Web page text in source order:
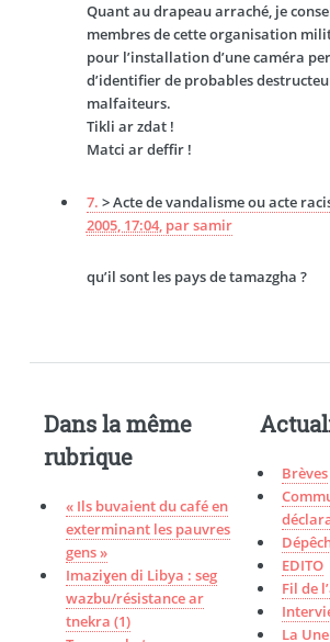
Quant au drapeau arraché, je
membres de cette organisation
pour l’installation d’une caméra
d’identifier de probables
malfaiteurs.
Tikli ar zdat !
Matci ar deffir !
7. > Acte de vandalisme ou acte
2005, 17:04, parsamir
qu’il sont les pays de tamazgha ?
Dans la même
rubrique
« Ils buvaient du café en
exterminant les pauvres
gens »
Imaziɣen di Libya : seg
wazbu/résistance ar
tnekra (1)
Brèves
EDITO
Fil de
La Une